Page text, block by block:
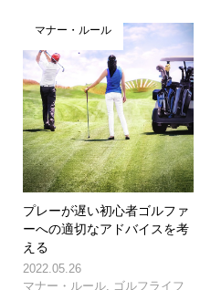
マナー・ルール
プレーが遅い初心者ゴルファ
ーへの適切なアドバイスを考
える
2022.05.26
マナー・ルール, ゴルフライフ